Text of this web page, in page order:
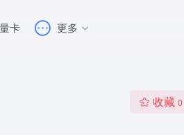
卡 更多
收藏 0